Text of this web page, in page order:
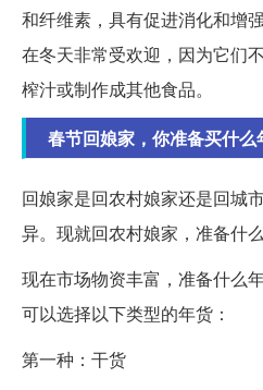
和纤维素，具有促进消化和增
在冬天非常受欢迎，因为它们
榨汁或制作成其他食品。
春节回娘家，你准备买什么
回娘家是回农村娘家还是回城
异。现就回农村娘家，准备什
现在市场物资丰富，准备什么
可以选择以下类型的年货：
第一种：干货